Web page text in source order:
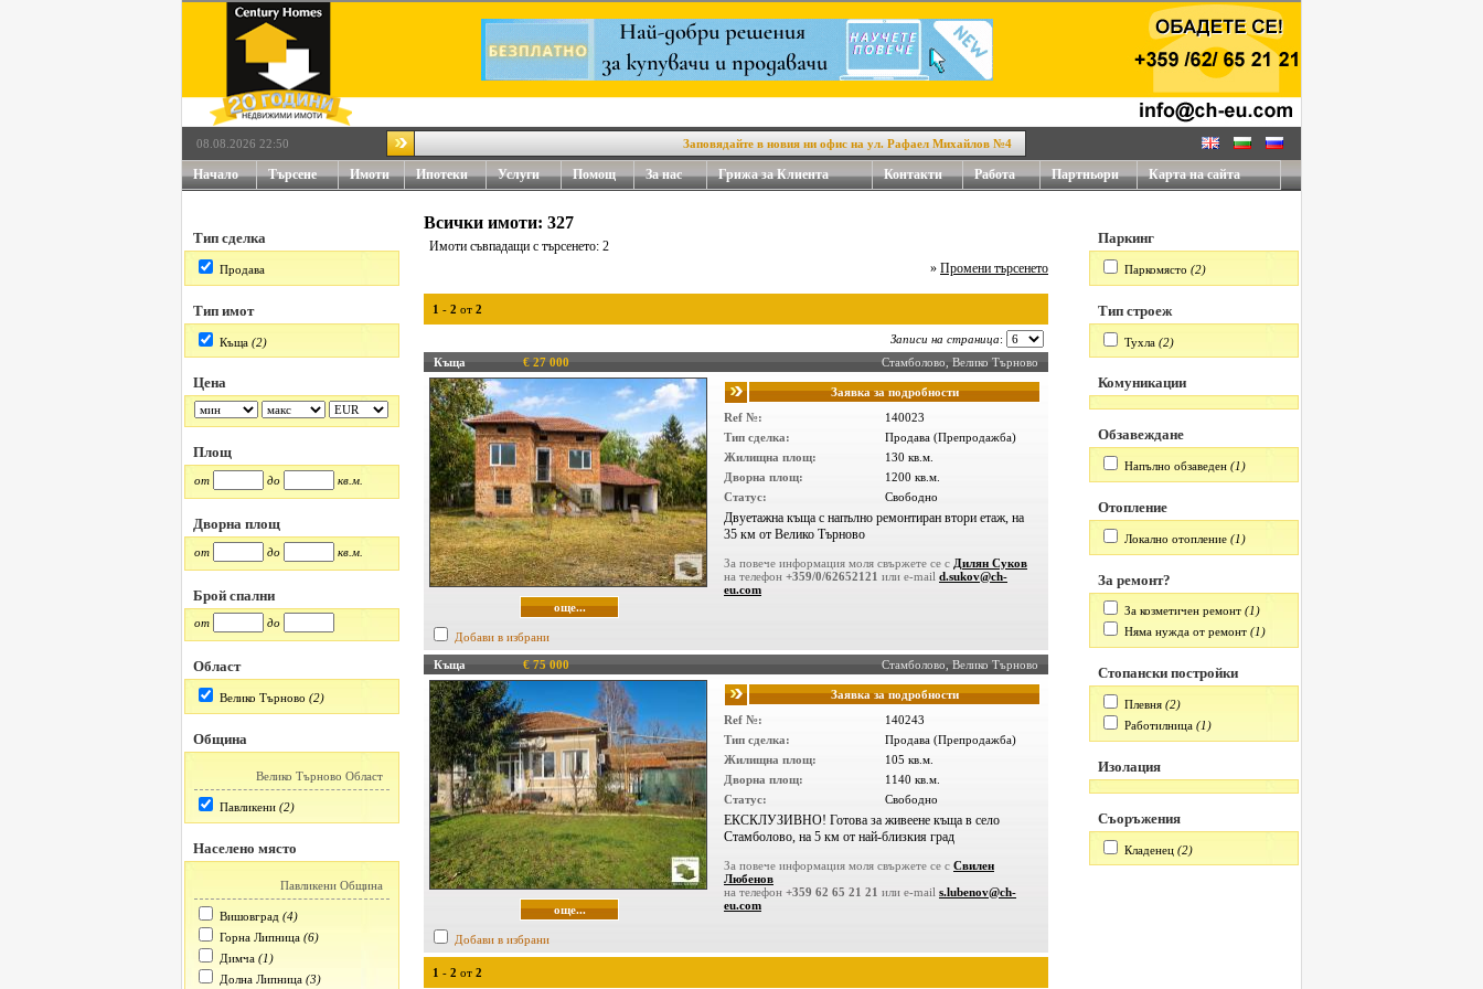
08.08.2026 22:50 Заповядайте в новия ни офис на ул. Рафаел Михайлов №4
Начало Търсене Имоти Ипотеки Услуги Помощ За нас Грижа за Клиента Контакти Работа Партньори Карта на сайта
Тип сделка
Продава
Тип имот
Къща (2)
Цена
Площ
от до кв.м.
Дворна площ
от до кв.м.
Брой спални
от до
Област
Велико Търново (2)
Община
Велико Търново Област
Павликени (2)
Населено място
Павликени Община
Вишовград (4)
Горна Липница (6)
Димча (1)
Долна Липница (3)
Всички имоти: 327
Имоти съвпадащи с търсенето: 2
» Промени търсенето
1 - 2 от 2
Записи на страница:
Къща
€ 27 000 Стамболово, Велико Търново
Заявка за подробности
Ref №:
140023
Тип сделка:
Продава (Препродажба)
Жилищна площ:
130 кв.м.
Дворна площ:
1200 кв.м.
Статус:
Свободно
Двуетажна къща с напълно ремонтиран втори етаж, на
35 км от Велико Търново
За повече информация моля свържете се с Дилян Суков
на телефон +359/0/62652121 или e-mail d.sukov@ch-
eu.com
още...
Добави в избрани
Къща € 75 000 Стамболово, Велико Търново
Заявка за подробности
Ref №:
140243
Тип сделка:
Продава (Препродажба)
Жилищна площ:
105 кв.м.
Дворна площ:
1140 кв.м.
Статус:
Свободно
ЕКСКЛУЗИВНО! Готова за живеене къща в село
Стамболово, на 5 км от най-близкия град
За повече информация моля свържете се с Свилен
Любенов
на телефон +359 62 65 21 21 или e-mail s.lubenov@ch-
eu.com
още...
Добави в избрани
1 - 2 от 2
Паркинг
Паркомясто (2)
Тип строеж
Тухла (2)
Комуникации
Обзавеждане
Напълно обзаведен (1)
Отопление
Локално отопление (1)
За ремонт?
За козметичен ремонт (1)
Няма нужда от ремонт (1)
Стопански постройки
Плевня (2)
Работилница (1)
Изолация
Съоръжения
Кладенец (2)